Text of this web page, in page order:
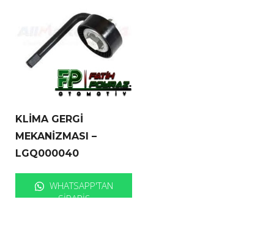
KLİMA GERGİ
MEKANİZMASI –
LGQ000040
WHATSAPP'TAN
SIPARIŞ